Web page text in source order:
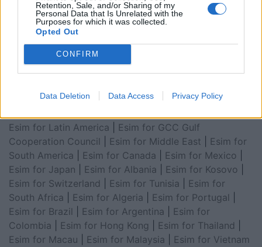
Retention, Sale, and/or Sharing of my
Personal Data that Is Unrelated with the
Purposes for which it was collected.
Opted Out
CONFIRM
Data Deletion Data Access Privacy Policy
Esim for Global|
Esim for USA|Esim for Italy|Esim for Spain|Esim
|Esim for Germany
for Asia|Esim for World Cup 2026|Esim for Saudi
Emirates|Esim for Balkans|Esim for Morocco|
Esim for Latin America
Esim for GCC Gulf
Cooperation Council
Esim for Middle East
Esim for
South America
Esim for Canada Esim for Mexico
Esim for Japan
Esim for Albania Esim for Kosovo
Esim for Switzerland
Esim for Tunisia
Esim for
South Africa
Esim for Algeria Esim for Portugal
Esim for Brazil
Esim for Argentina
Esim for
Colombia
Esim for Hong Kong Esim for Thailand
Esim for Macau
Esim for Malaysia
Esim for Vietnam